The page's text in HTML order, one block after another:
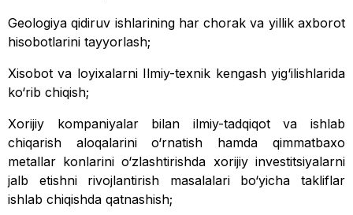
Geologiya qidiruv ishlarining har chorak va yillik axborot
hisobotlarini tayyorlash;
Xisobot va loyixalarni Ilmiy-texnik kengash yig‘ilishlarida
ko‘rib chiqish;
Xorijiy kompaniyalar bilan ilmiy-tadqiqot va ishlab
chiqarish aloqalarini o‘rnatish hamda qimmatbaxo
metallar konlarini o‘zlashtirishda xorijiy investitsiyalarni
jalb etishni rivojlantirish masalalari bo‘yicha takliflar
ishlab chiqishda qatnashish;